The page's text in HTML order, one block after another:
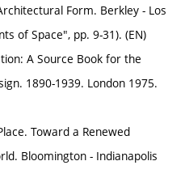
Form. Berkley - Los
of Space", pp. 9-31). (EN)
A Source Book for the
1890-1939. London 1975.
Toward a Renewed
Bloomington - Indianapolis